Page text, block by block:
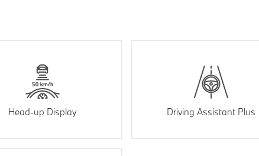
Head-up Display Driving Assistant Plus